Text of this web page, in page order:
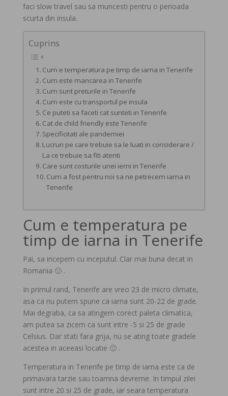
faci slow travel sau sa muncesti pentru o perioada
scurta din insula.
Cuprins
Cum e temperatura pe timp de iarna in Tenerife
Cum este mancarea in Tenerife
Cum sunt preturile in Tenerife
Cum este cu transportul pe insula
Ce puteti sa faceti cat sunteti in Tenerife
Cat de child friendly este Tenerife
Specificitati ale pandemiei
Lucruri pe care trebuie sa le luati in considerare /
La ce trebuie sa fiti atenti
Care sunt costurile unei ierni in Tenerife
Cum a fost pentru noi sa ne petrecem iarna in
Tenerife
Cum e temperatura pe
timp de iarna in Tenerife
Pai, sa incepem cu inceputul. Clar mai buna decat in
Romania 🙂 .
In primul rand, Tenerife are vreo 23 de micro climate,
asa ca nu putem spune ca iarna sunt 20-22 de grade.
Mai degraba, ca sa atingem corect paleta climatica,
am putea sa zicem ca sunt intre -5 si 25 de grade
Celsius. Dar stati fara grija, nu se ating toate gradele
acestea in aceeasi locatie 🙂 .
Temperatura in Tenerife pe timp de iarna este ca de
primavara tarzie sau toamna devreme. In timpul zilei
sunt intre 20 si 25 de grade, iar seara temperatura